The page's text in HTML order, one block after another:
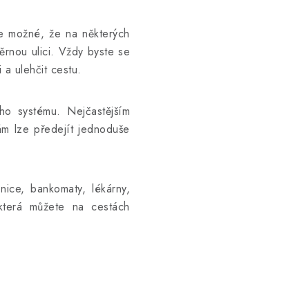
možné, že na některých
ulici. Vždy byste se
a ulehčit cestu.
systému. Nejčastějším
lze předejít jednoduše
bankomaty, lékárny,
můžete na cestách